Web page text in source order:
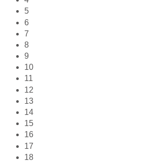
5
6
7
8
9
10
11
12
13
14
15
16
17
18